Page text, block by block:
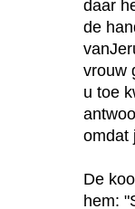
daar
de
vrouw
u toe
omdat
De
hem: